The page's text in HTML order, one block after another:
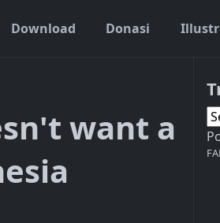
Download Donasi
want a